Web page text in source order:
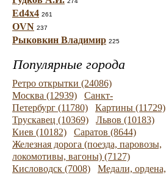
Ed4x4 261
OVN 237
Рыковкин Владимир 225
Популярные города
Ретро открытки (24086)
Москва (12939)
Санкт-
Петербург (11780)
Картины (11729)
Трускавец (10369)
Львов (10183)
Киев (10182)
Саратов (8644)
Железная дорога (поезда, паровозы,
локомотивы, вагоны) (7127)
Кисловодск (7008)
Медали, ордена,